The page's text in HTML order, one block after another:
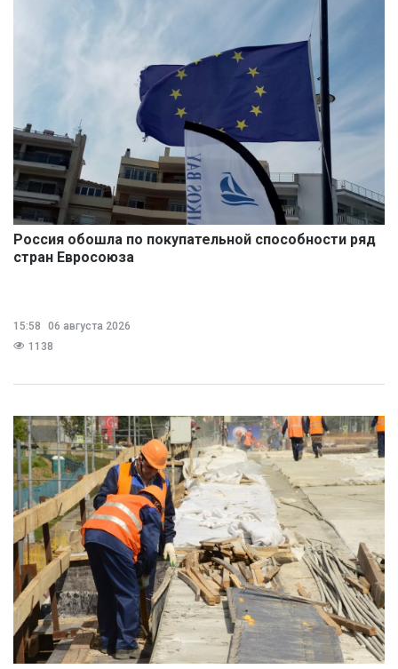
Россия обошла по покупательной способности ряд
стран Евросоюза
15:58
06 августа 2026
1138